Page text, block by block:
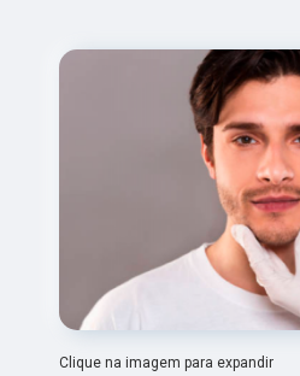
Clique na imagem para expandir